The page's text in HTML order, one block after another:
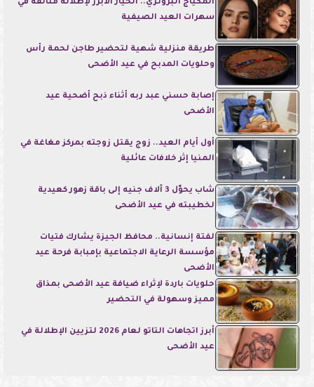
المكياج البرونزي.. الخيار الأبرز لإطلالة متألقة في
سهرات العيد الصيفية
طريقة منزلية شهية لتحضير طاجن لحمة رأس
وحلويات المدبح في عيد الأضحى
إصابة حسني عبد ربه أثناء ذبح أضحية عيد
الأضحى
أول أيام العيد.. زوج يقتل زوجته بمركز مغاغة في
المنيا إثر خلافات عائلية
شاب يحوّل 3 آلاف جنيه إلى باقة زهور كعيدية
لخطيبته في عيد الأضحى
لفتة إنسانية.. محافظ الجيزة يشارك فتيات
مؤسسة الرعاية الاجتماعية بإمبابة فرحة عيد
الأضحى
حلويات باردة لإثراء ضيافة عيد الأضحى بمذاق
مميز وسهولة في التحضير
أبرز اتجاهات التاتو لعام 2026 لتزيين الإطلالة في
عيد الأضحى